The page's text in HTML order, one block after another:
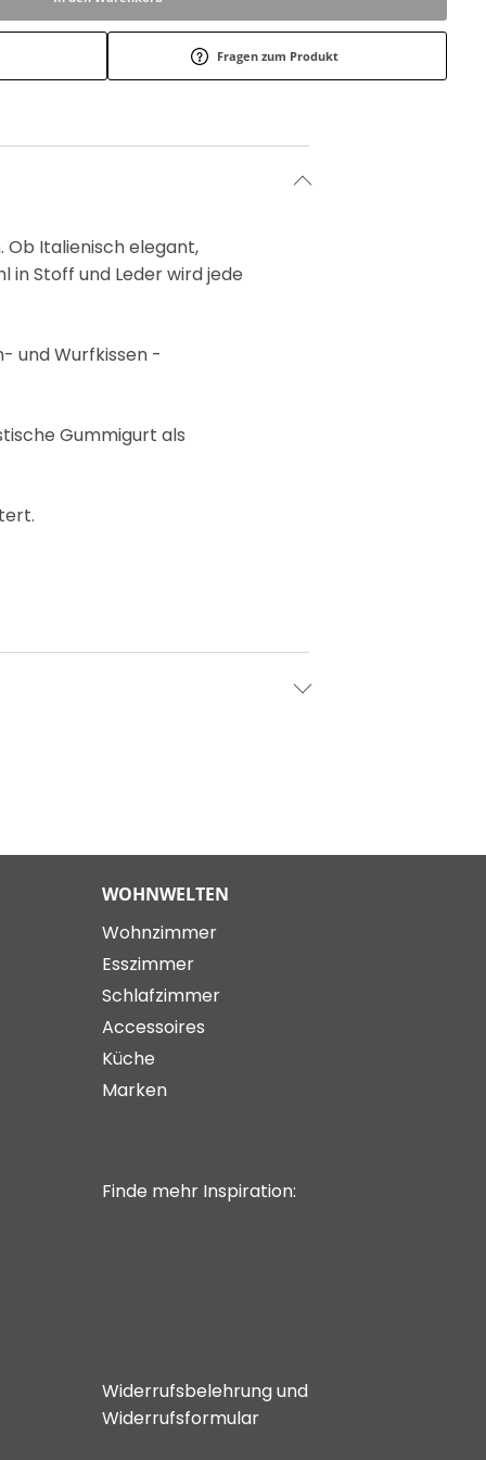
Fragen zum Produkt
Italienisch elegant,
Stoff und Leder wird jede
und Wurfkissen -
Gummigurt als
WOHNWELTEN
Wohnzimmer
Esszimmer
Schlafzimmer
Accessoires
Küche
Marken
Finde mehr Inspiration:
Widerrufsbelehrung und
Widerrufsformular